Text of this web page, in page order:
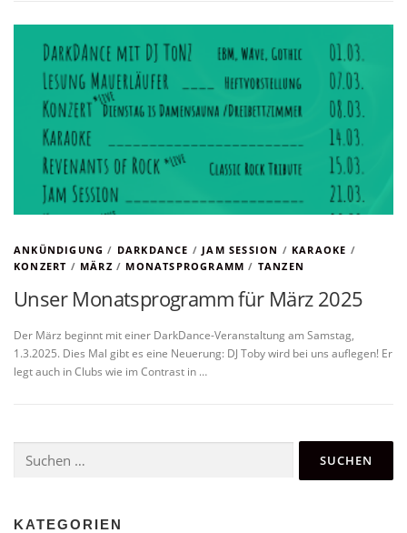
ANKÜNDIGUNG / DARKDANCE / JAM SESSION / KARAOKE /
KONZERT / MÄRZ/ MONATSPROGRAMM / TANZEN
Unser Monatsprogramm für März 2025
Der März beginnt mit einer DarkDance-Veranstaltung am Samstag,
1.3.2025. Dies Mal gibt es eine Neuerung: DJ Toby wird bei uns auflegen! Er
legt auch in Clubs wie im Contrast in …
nach:
KATEGORIEN